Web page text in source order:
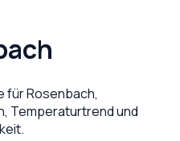
fürRosenbach,
Temperaturtrend und